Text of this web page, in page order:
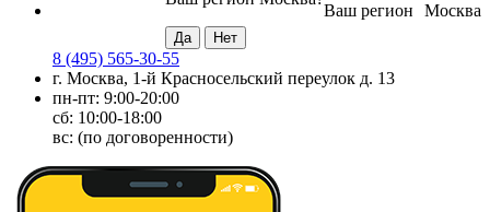
Москва
Ваш регион
8 (495) 565-30-55
г. Москва, 1-й Красносельский переулок д. 13
пн-пт: 9:00-20:00
сб: 10:00-18:00
вс: (по договоренности)